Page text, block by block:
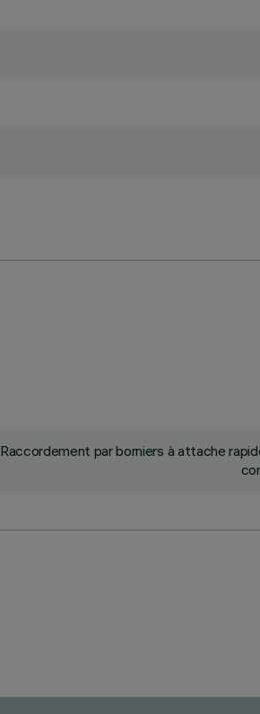
Raccordement par borniers à attache